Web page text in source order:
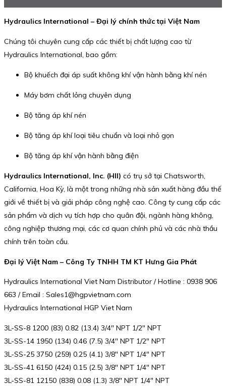
Hydraulics International – Đại lý chính thức tại Việt Nam
Chúng tôi chuyên cung cấp các thiết bị chất lượng cao từ
Hydraulics International, bao gồm:
Bộ khuếch đại áp suất không khí vận hành bằng khí nén
Máy bơm chất lỏng chuyên dụng
Bộ tăng áp khí nén
Bộ tăng áp khí loại tiêu chuẩn và loại nhỏ gọn
Bộ tăng áp khí vận hành bằng điện
Hydraulics International, Inc. (HII) có trụ sở tại Chatsworth,
California, Hoa Kỳ, là một trong những nhà sản xuất hàng đầu thế
giới về thiết bị và giải pháp công nghệ cao. Công ty cung cấp các
sản phẩm và dịch vụ tích hợp cho quân đội, ngành hàng không,
công nghiệp thương mại, các cơ quan chính phủ và các nhà thầu
chính trên toàn cầu.
Đại lý Việt Nam – Công Ty TNHH TM KT Hưng Gia Phát
Hydraulics International Viet Nam Distributor / Hotline : 0938 906
663 / Email : Sales1@hgpvietnam.com
Hydraulics International HGP Viet Nam
3L-SS-8 1200 (83) 0.82 (13.4) 3/4″ NPT 1/2″ NPT
3L-SS-14 1950 (134) 0.46 (7.5) 3/4″ NPT 1/2″ NPT
3L-SS-25 3750 (259) 0.25 (4.1) 3/8″ NPT 1/4″ NPT
3L-SS-41 6150 (424) 0.15 (2.5) 3/8″ NPT 1/4″ NPT
3L-SS-81 12150 (838) 0.08 (1.3) 3/8″ NPT 1/4″ NPT